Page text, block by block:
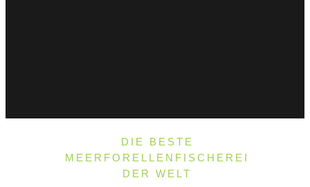
DIE BESTE
MEERFORELLENFISCHEREI
DER WELT